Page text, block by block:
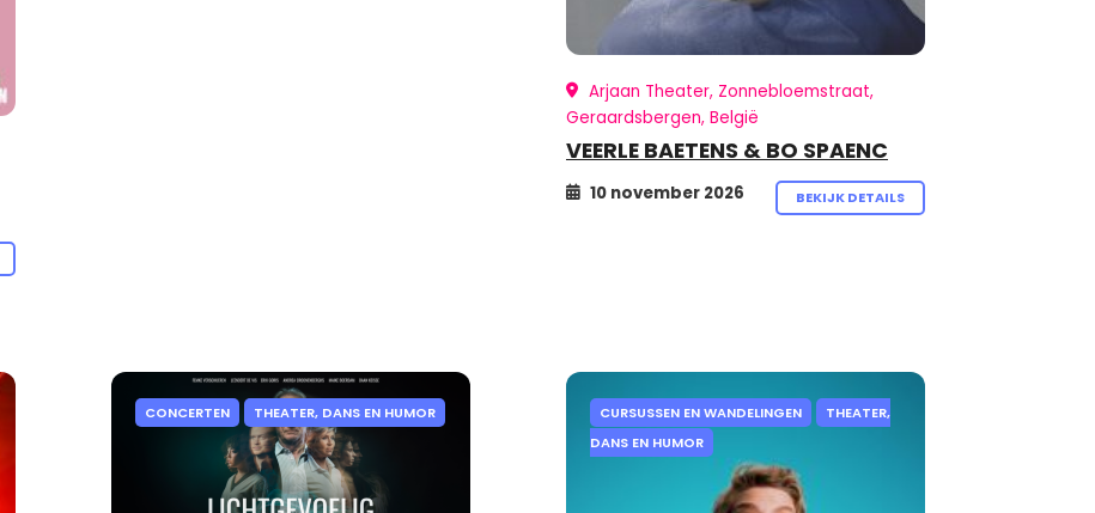
Arjaan Theater, Zonnebloemstraat,
Geraardsbergen, België
VEERLE BAETENS & BO SPAENC
10 november 2026 BEKIJK DETAILS
CONCERTEN THEATER, DANS EN HUMOR CURSUSSEN EN WANDELINGEN
THEATER,
DANS EN HUMOR